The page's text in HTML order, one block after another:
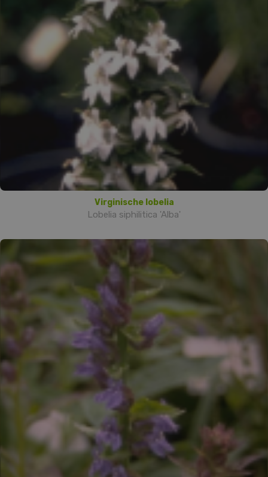
Virginische lobelia
Lobelia siphilitica 'Alba'